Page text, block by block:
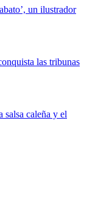
un ilustrador
las tribunas
salsa caleña y el